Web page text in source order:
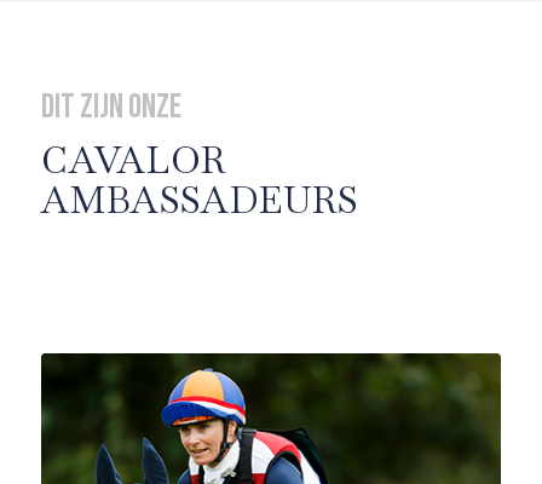
Dit zijn onze
CAVALOR
AMBASSADEURS